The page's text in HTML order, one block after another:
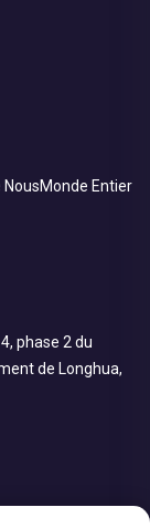
NousMonde Entier
phase 2 du
de Longhua,